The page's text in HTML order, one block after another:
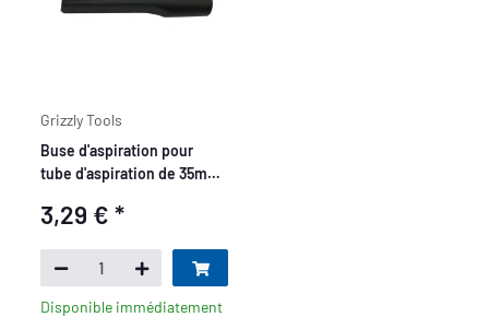
Grizzly Tools
Buse d'aspiration pour
tube d'aspiration de 35mm
3,29 €*
Disponible immédiatement